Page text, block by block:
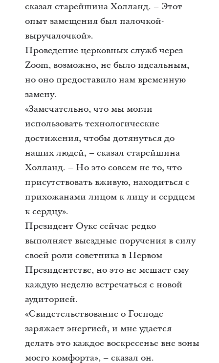
сказал старейшина Холланд. – Этот
опыт замещения был палочкой-
выручалочкой».
Проведение церковных служб через
Zoom, возможно, не было идеальным,
но оно предоставило нам временную
замену.
«Замечательно, что мы могли
использовать технологические
достижения, чтобы дотянуться до
наших людей, – сказал старейшина
Холланд. – Но это совсем не то, что
присутствовать вживую, находиться с
прихожанами лицом к лицу и сердцем
к сердцу».
Президент Оукс сейчас редко
выполняет выездные поручения в силу
своей роли советника в Первом
Президентстве, но это не мешает ему
каждую неделю встречаться с новой
аудиторией.
«Свидетельствование о Господе
заряжает энергией, и мне удается
делать это каждое воскресенье вне зоны
моего комфорта», – сказал он.